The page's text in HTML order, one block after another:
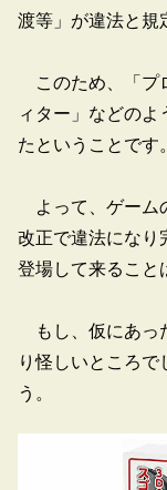
渡等」が違法と規
このため、「プ
ィター」などの
たということです。
よって、ゲーム
改正で違法になり
登場して来ること
もし、仮にあっ
り怪しいところで
う。